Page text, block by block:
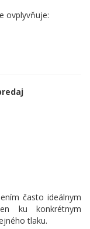
ovplyvňuje:
často ideálnym
ku konkrétnym
tlaku.